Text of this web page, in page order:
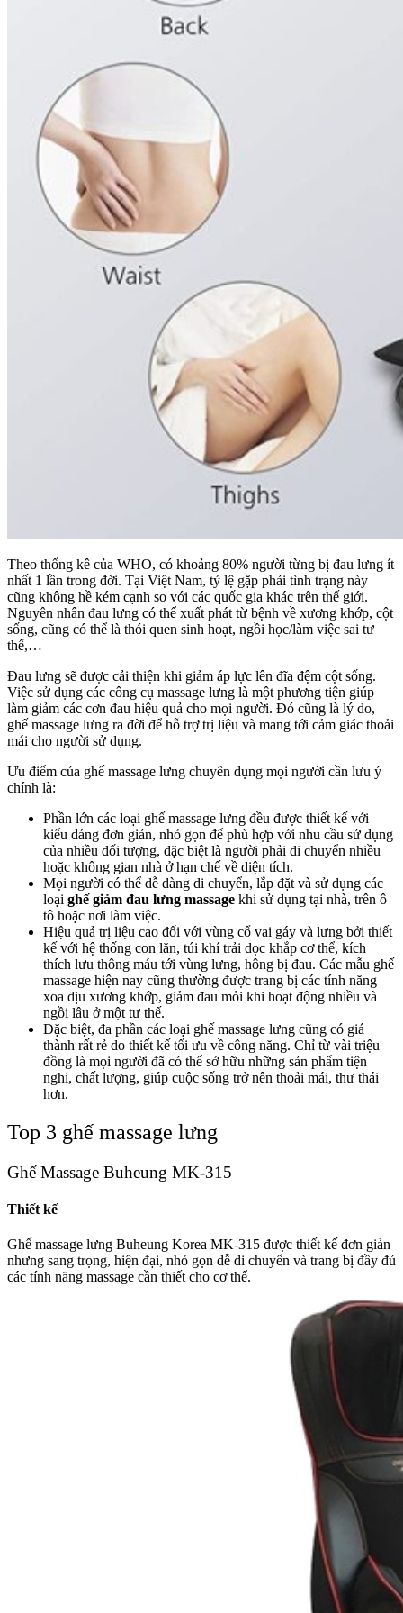
Theo thống kê của WHO, có khoảng 80% người từng bị đau lưng ít
nhất 1 lần trong đời. Tại Việt Nam, tỷ lệ gặp phải tình trạng này
cũng không hề kém cạnh so với các quốc gia khác trên thế giới.
Nguyên nhân đau lưng có thể xuất phát từ bệnh về xương khớp, cột
sống, cũng có thể là thói quen sinh hoạt, ngồi học/làm việc sai tư
thế,…
Đau lưng sẽ được cải thiện khi giảm áp lực lên đĩa đệm cột sống.
Việc sử dụng các công cụ massage lưng là một phương tiện giúp
làm giảm các cơn đau hiệu quả cho mọi người. Đó cũng là lý do,
ghế massage lưng ra đời để hỗ trợ trị liệu và mang tới cảm giác thoải
mái cho người sử dụng.
Ưu điểm của ghế massage lưng chuyên dụng mọi người cần lưu ý
chính là:
Phần lớn các loại ghế massage lưng đều được thiết kế với
kiểu dáng đơn giản, nhỏ gọn để phù hợp với nhu cầu sử dụng
của nhiều đối tượng, đặc biệt là người phải di chuyển nhiều
hoặc không gian nhà ở hạn chế về diện tích.
Mọi người có thể dễ dàng di chuyển, lắp đặt và sử dụng các
loại ghế giảm đau lưng massage khi sử dụng tại nhà, trên ô
tô hoặc nơi làm việc.
Hiệu quả trị liệu cao đối với vùng cổ vai gáy và lưng bởi thiết
kế với hệ thống con lăn, túi khí trải dọc khắp cơ thể, kích
thích lưu thông máu tới vùng lưng, hông bị đau. Các mẫu ghế
massage hiện nay cũng thường được trang bị các tính năng
xoa dịu xương khớp, giảm đau mỏi khi hoạt động nhiều và
ngồi lâu ở một tư thế.
Đặc biệt, đa phần các loại ghế massage lưng cũng có giá
thành rất rẻ do thiết kế tối ưu về công năng. Chỉ từ vài triệu
đồng là mọi người đã có thể sở hữu những sản phẩm tiện
nghi, chất lượng, giúp cuộc sống trở nên thoải mái, thư thái
hơn.
Top 3 ghế massage lưng
Ghế Massage Buheung MK-315
Thiết kế
Ghế massage lưng Buheung Korea MK-315 được thiết kế đơn giản
nhưng sang trọng, hiện đại, nhỏ gọn dễ di chuyển và trang bị đầy đủ
các tính năng massage cần thiết cho cơ thể.